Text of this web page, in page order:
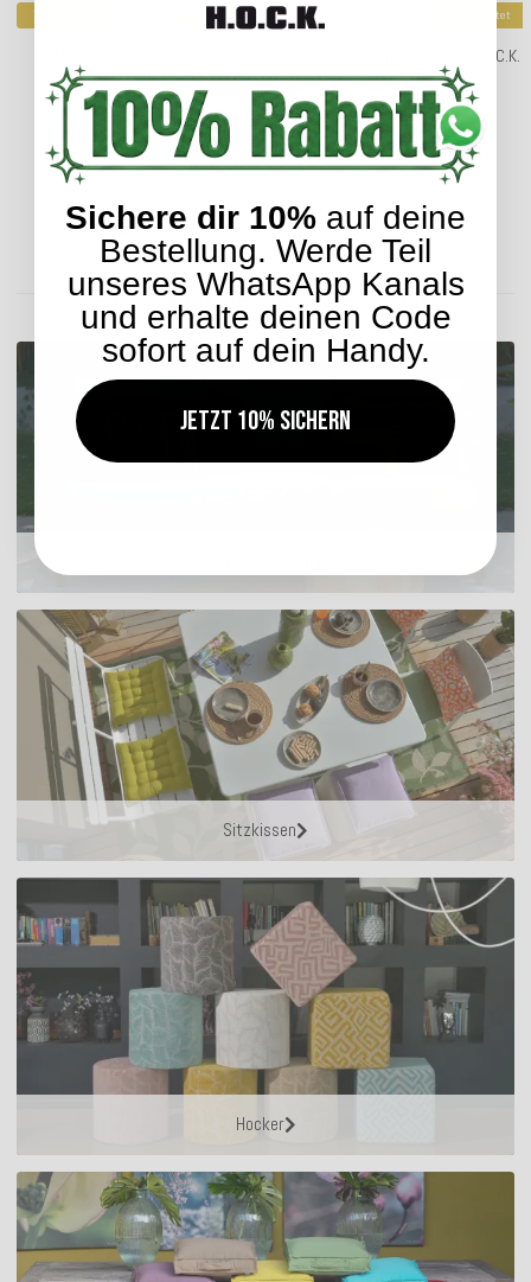
Top bewertet
beige-taupe Plüsch
ab25,99 €
Lieferzeit: ca. 5-7 Werktage
Top bewertet
ENTDECKEN SIE UNSER SORTIMENT
Sitzkissen
Hocker
Sichere dir 10% auf deine
Bestellung. Werde Teil
unseres WhatsApp Kanals
und erhalte deinen Code
sofort auf dein Handy.
Jetzt 10% sichern